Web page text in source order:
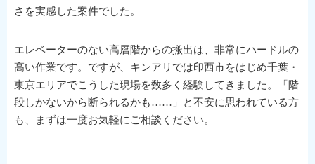
さを実感した案件でした。
エレベーターのない高層階からの搬出は、非常にハードルの
高い作業です。ですが、キンアリでは印西市をはじめ千葉・
東京エリアでこうした現場を数多く経験してきました。「階
段しかないから断られるかも……」と不安に思われている方
も、まずは一度お気軽にご相談ください。